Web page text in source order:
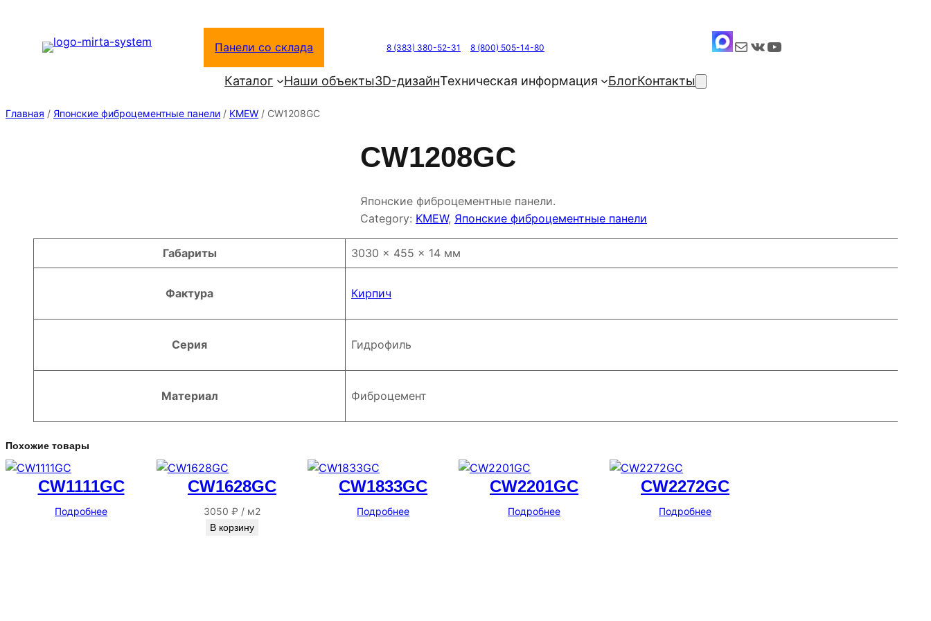
содержимому
Панели со склада 8 (383) 380-52-31 8 (800) 505-14-80 Почта ВКонтакте YouTube
Каталог Наши объекты3D-дизайнТехническая информация БлогКонтакты
Главная / Японские фиброцементные панели / KMEW / CW1208GC
CW1208GC
Японские фиброцементные панели.
Category: KMEW, Японские фиброцементные панели
Габариты 3030 × 455 × 14 мм
Фактура Кирпич
Серия Гидрофиль
Материал Фиброцемент
Похожие товары
CW1111GC
Подробнее
CW1628GC
3050 ₽ / м2
В корзину
CW1833GC
Подробнее
CW2201GC
Подробнее
CW2272GC
Подробнее